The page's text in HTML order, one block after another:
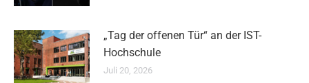
„Tag der offenen Tür“ an der IST-
Hochschule
Juli 20, 2026